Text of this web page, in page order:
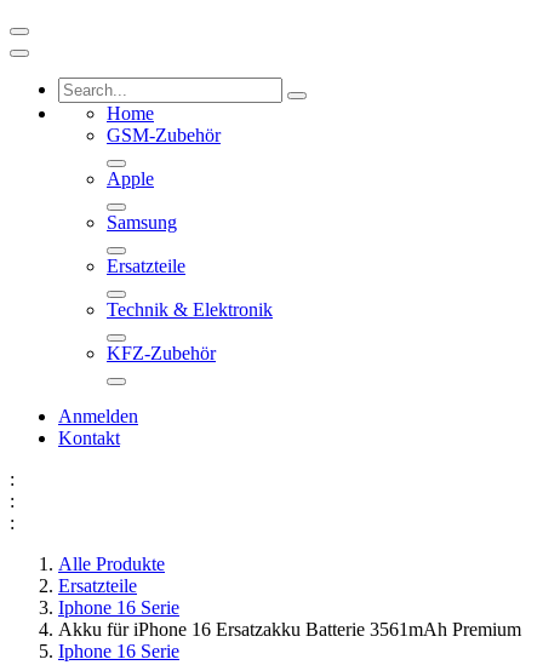
Home
GSM-Zubehör
Apple
Samsung
Ersatzteile
Technik & Elektronik
KFZ-Zubehör
Anmelden
Kontakt
:
:
:
Alle Produkte
Ersatzteile
Iphone 16 Serie
Akku für iPhone 16 Ersatzakku Batterie 3561mAh Premium
Iphone 16 Serie